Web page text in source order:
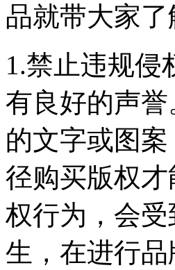
品就带大家
1.禁止违规侵
有良好的声
的文字或图
径购买版权
权行为，会
生，在进行